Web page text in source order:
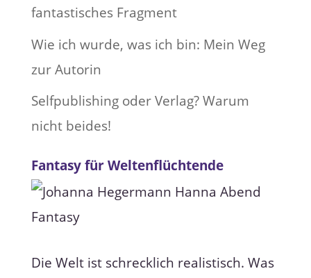
fantastisches Fragment
Wie ich wurde, was ich bin: Mein Weg
zur Autorin
Selfpublishing oder Verlag? Warum
nicht beides!
Fantasy für Weltenflüchtende
Die Welt ist schrecklich realistisch. Was